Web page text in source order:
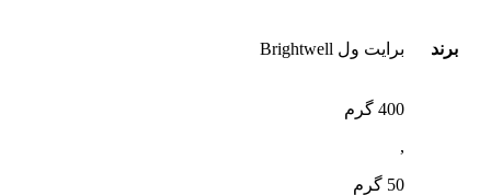
برند برایت ول Brightwell
400 گرم
,
50 گرم